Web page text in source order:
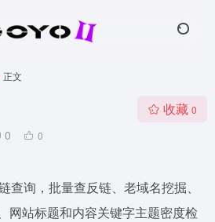
正文
0 0
收藏 0
查询，批量查反链、老域名挖掘、
网站标题和内容关键字主题密度检